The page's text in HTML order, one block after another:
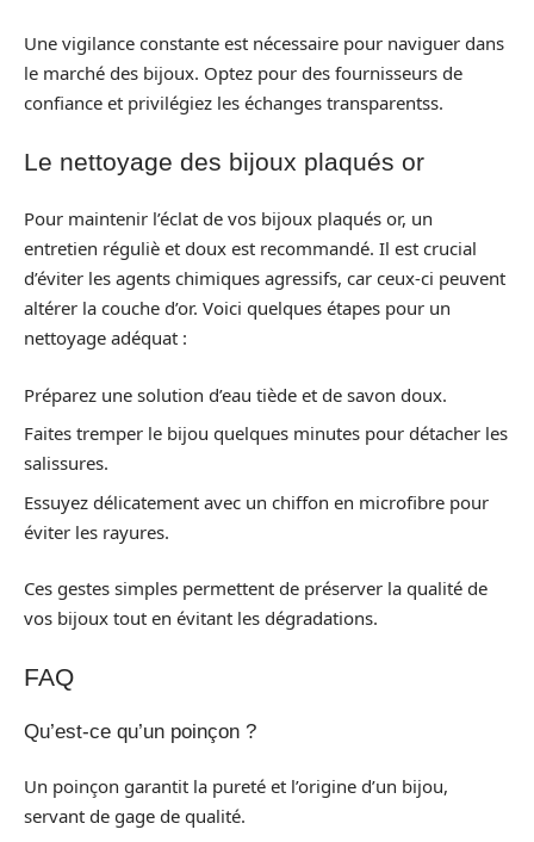
Une vigilance constante est nécessaire pour naviguer dans
le marché des bijoux. Optez pour des fournisseurs de
confiance et privilégiez les échanges transparentss.
Le nettoyage des bijoux plaqués or
Pour maintenir l’éclat de vos bijoux plaqués or, un
entretien réguliè et doux est recommandé. Il est crucial
d’éviter les agents chimiques agressifs, car ceux-ci peuvent
altérer la couche d’or. Voici quelques étapes pour un
nettoyage adéquat :
Préparez une solution d’eau tiède et de savon doux.
Faites tremper le bijou quelques minutes pour détacher les
salissures.
Essuyez délicatement avec un chiffon en microfibre pour
éviter les rayures.
Ces gestes simples permettent de préserver la qualité de
vos bijoux tout en évitant les dégradations.
FAQ
Qu’est-ce qu’un poinçon ?
Un poinçon garantit la pureté et l’origine d’un bijou,
servant de gage de qualité.